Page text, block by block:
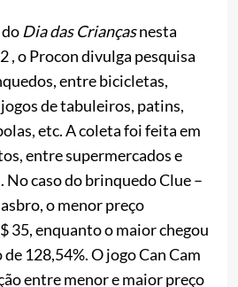
Dia das Criançasnesta
, o Procon divulga pesquisa
entre bicicletas,
de tabuleiros, patins,
etc. A coleta foi feita em
entre supermercados e
No caso do brinquedo Clue –
o menor preço
35, enquanto o maior chegou
128,54%. O jogo Can Cam
entre menor e maior preço